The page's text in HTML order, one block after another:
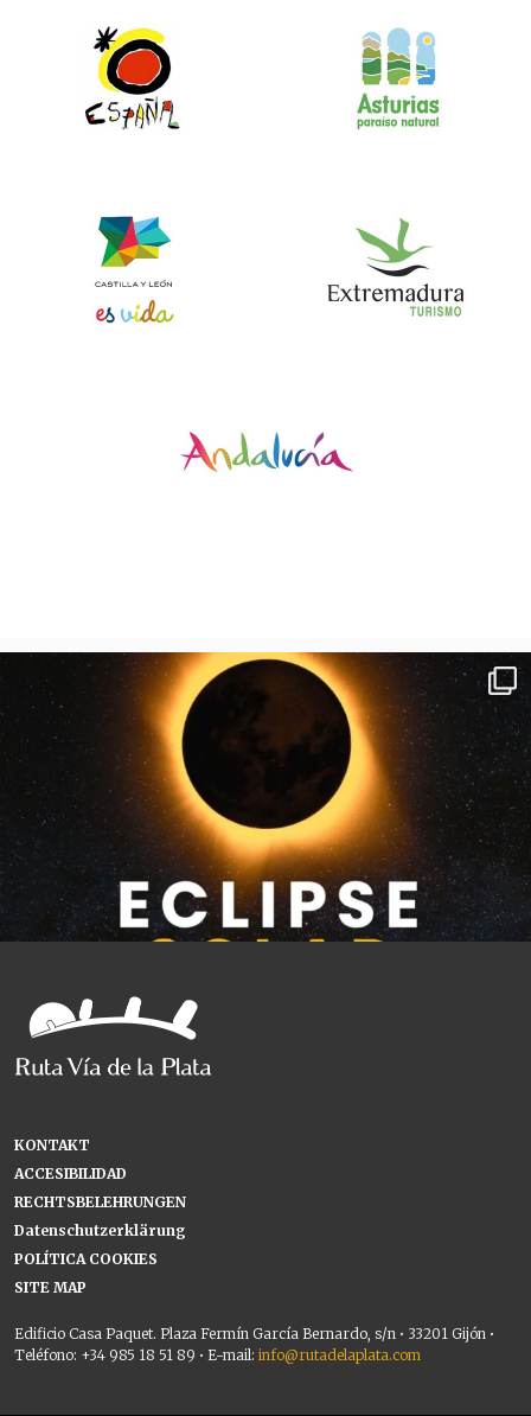
KONTAKT
ACCESIBILIDAD
RECHTSBELEHRUNGEN
Datenschutzerklärung
POLÍTICA COOKIES
SITE MAP
Edificio Casa Paquet. Plaza Fermín García Bernardo, s/n • 33201 Gijón •
Teléfono: +34 985 18 51 89 • E-mail: info@rutadelaplata.com